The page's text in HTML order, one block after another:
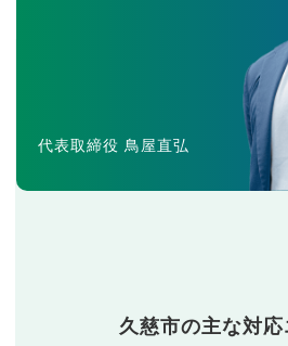
代表取締役 鳥屋直弘
久慈市の主な対応